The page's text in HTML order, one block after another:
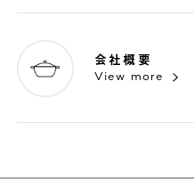
会社概要
View more